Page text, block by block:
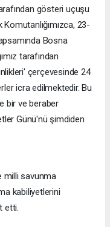
gösteri uçuşu
23-
Bosna
tarafından
çerçevesinde 24
icra edilmektedir. Bu
bir ve beraber
Günü'nü şimdiden
milli savunma
kabiliyetlerini
etti.